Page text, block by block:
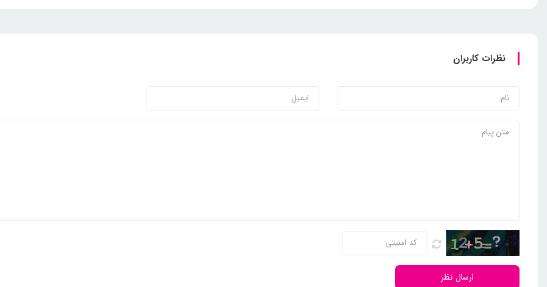
نظرات کاربران
ارسال نظر